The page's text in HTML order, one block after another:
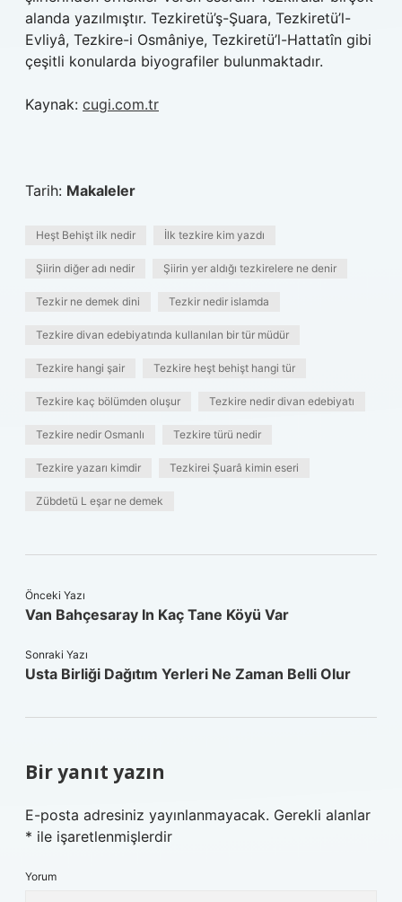
alanda yazılmıştır. Tezkiretü’ş-Şuara, Tezkiretü’l-
Evliyâ, Tezkire-i Osmâniye, Tezkiretü’l-Hattatîn gibi
çeşitli konularda biyografiler bulunmaktadır.
Kaynak: cugi.com.tr
Tarih: Makaleler
Heşt Behişt ilk nedir İlk tezkire kim yazdı
Şiirin diğer adı nedir Şiirin yer aldığı tezkirelere ne denir
Tezkir ne demek dini Tezkir nedir islamda
Tezkire divan edebiyatında kullanılan bir tür müdür
Tezkire hangi şair Tezkire heşt behişt hangi tür
Tezkire kaç bölümden oluşur Tezkire nedir divan edebiyatı
Tezkire nedir Osmanlı Tezkire türü nedir
Tezkire yazarı kimdir Tezkirei Şuarâ kimin eseri
Zübdetü L eşar ne demek
Önceki Yazı
Van Bahçesaray In Kaç Tane Köyü Var
Sonraki Yazı
Usta Birliği Dağıtım Yerleri Ne Zaman Belli Olur
Bir yanıt yazın
E-posta adresiniz yayınlanmayacak. Gerekli alanlar
* ile işaretlenmişlerdir
Yorum